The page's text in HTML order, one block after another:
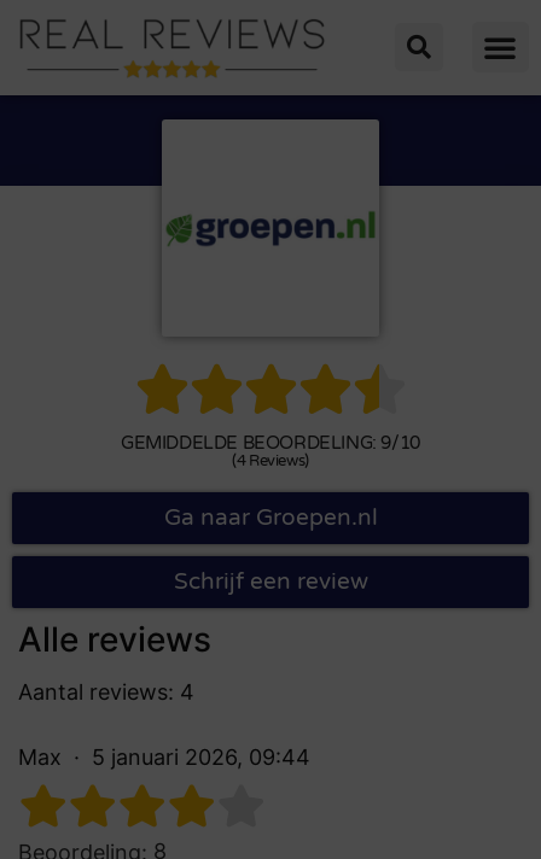

GEMIDDELDE BEOORDELING: 9/10
(4 Reviews)
Ga naar Groepen.nl
Schrijf een review
Alle reviews
Aantal reviews: 4
Max 5 januari 2026, 09:44
Beoordeling: 8